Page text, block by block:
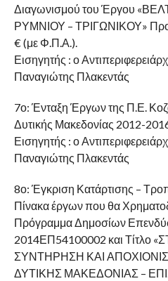
Διαγωνισμού του Έργου
ΡΥΜΝΙΟΥ – ΤΡΙΓΩΝΙΚΟΥ»
€ (με Φ.Π.Α.).
Εισηγητής : ο
Παναγιώτης Πλακεντάς
7ο: Ένταξη Έργων της Π.Ε.
Δυτικής Μακεδονίας 2012-
Εισηγητής : ο
Παναγιώτης Πλακεντάς
8ο: Έγκριση Κατάρτισης –
Πίνακα έργων που θα
Πρόγραμμα Δημοσίων
2014ΕΠ54100002 και Τίτλο
ΣΥΝΤΗΡΗΣΗ ΚΑΙ
ΔΥΤΙΚΗΣ ΜΑΚΕΔΟΝΙΑΣ –